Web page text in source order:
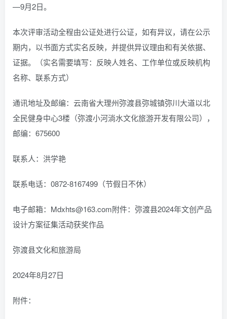
—9月2日。
本次评审活动全程由公证处进行公证，如有异议，请在公示
期内，以书面方式实名反映，并提供异议理由和有关依据、
证据。（实名需要填写：反映人姓名、工作单位或反映机构
名称、联系方式）
通讯地址及邮编：云南省大理州弥渡县弥城镇弥川大道以北
全民健身中心3楼（弥渡小河淌水文化旅游开发有限公司），
邮编：675600
联系人：洪学艳
联系电话：0872-8167499（节假日不休）
电子邮箱：Mdxhts@163.com附件：弥渡县2024年文创产品
设计方案征集活动获奖作品
弥渡县文化和旅游局
2024年8月27日
附件：